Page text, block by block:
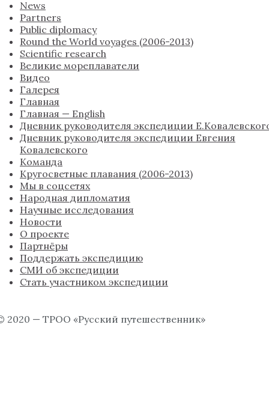
News
Partners
Public diplomacy
Round the World voyages (2006-2013)
Scientific research
Великие мореплаватели
Видео
Галерея
Главная
Главная — English
Дневник руководителя экспедиции
Дневник руководителя экспедиции Евгения
Ковалевского
Команда
Кругосветные плавания (2006-2013)
Мы в соцсетях
Народная дипломатия
Научные исследования
Новости
О проекте
Партнёры
Поддержать экспедицию
СМИ об экспедиции
Стать участником экспедиции
2020 — ТРОО «Русский путешественник»